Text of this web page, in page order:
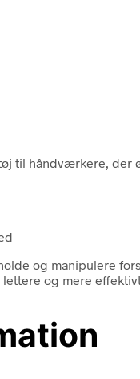
til håndværkere,
og manipulere
og mere